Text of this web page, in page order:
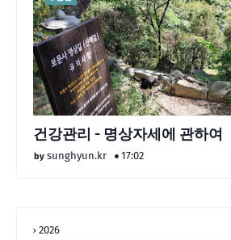
건강관리 - 명상자세에 관하여
sunghyun.kr 17:02
2026